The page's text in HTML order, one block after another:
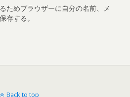
ためブラウザーに自分の名前、メ
存する。
Back to top